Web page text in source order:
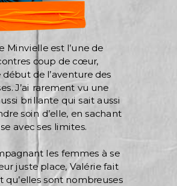
Minvielle est l’une de
coup de cœur,
de l’aventure des
J’ai rarement vu une
brillante qui sait aussi
soin d’elle, en sachant
avec ses limites.
les femmes à se
juste place, Valérie fait
qu’elles sont nombreuses